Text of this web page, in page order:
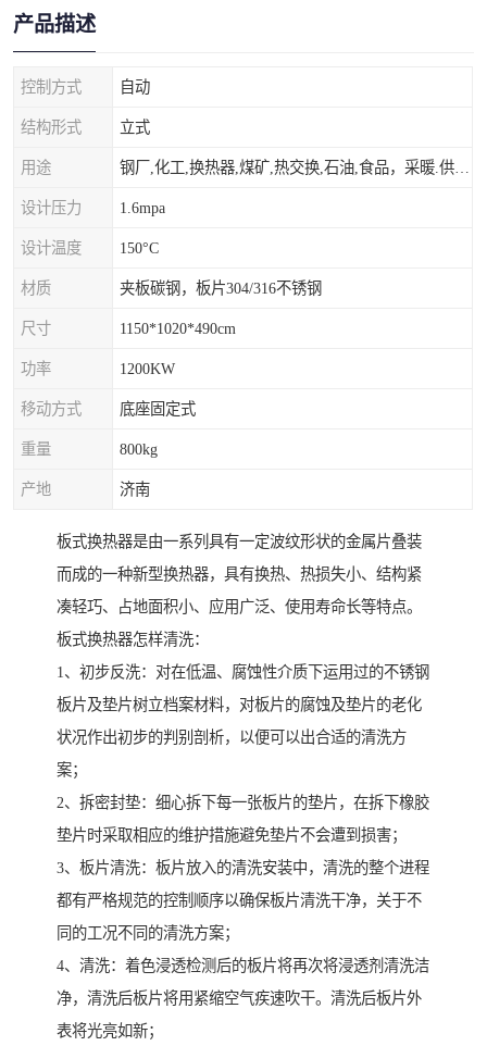
产品描述
控制方式 自动
结构形式 立式
用途
设计压力 1.6mpa
设计温度 150°C
材质 夹板碳钢，板片304/316不锈钢
尺寸 1150*1020*490cm
功率 1200KW
移动方式 底座固定式
重量 800kg
产地 济南
板式换热器是由一系列具有一定波纹形状的金属片叠装
而成的一种新型换热器，具有换热、热损失小、结构紧
凑轻巧、占地面积小、应用广泛、使用寿命长等特点。
板式换热器怎样清洗：
1、初步反洗：对在低温、腐蚀性介质下运用过的不锈钢
板片及垫片树立档案材料，对板片的腐蚀及垫片的老化
状况作出初步的判别剖析，以便可以出合适的清洗方
案；
2、拆密封垫：细心拆下每一张板片的垫片，在拆下橡胶
垫片时采取相应的维护措施避免垫片不会遭到损害；
3、板片清洗：板片放入的清洗安装中，清洗的整个进程
都有严格规范的控制顺序以确保板片清洗干净，关于不
同的工况不同的清洗方案；
4、清洗：着色浸透检测后的板片将再次将浸透剂清洗洁
净，清洗后板片将用紧缩空气疾速吹干。清洗后板片外
表将光亮如新；